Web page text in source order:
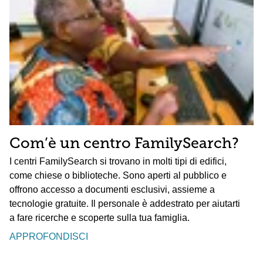
Com’è un centro FamilySearch?
I centri FamilySearch si trovano in molti tipi di edifici,
come chiese o biblioteche. Sono aperti al pubblico e
offrono accesso a documenti esclusivi, assieme a
tecnologie gratuite. Il personale è addestrato per aiutarti
a fare ricerche e scoperte sulla tua famiglia.
APPROFONDISCI